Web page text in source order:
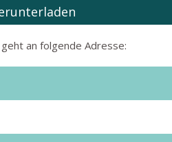
an folgende Adresse: